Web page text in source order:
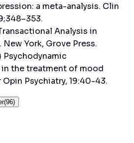
a meta-analysis. Clin
Analysis in
New York, Grove Press.
Psychodynamic
in the treatment of mood
Psychiatry, 19:40-43.